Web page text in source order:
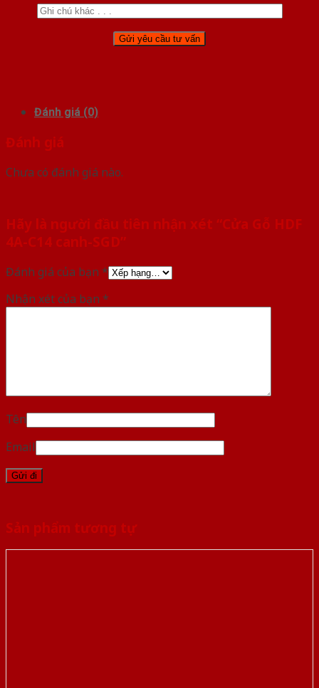
Đánh giá (0)
Đánh giá
Chưa có đánh giá nào.
Hãy là người đầu tiên nhận xét “Cửa Gỗ HDF
4A-C14 canh-SGD”
Đánh giá của bạn *
Nhận xét của bạn *
Tên
Email
Sản phẩm tương tự